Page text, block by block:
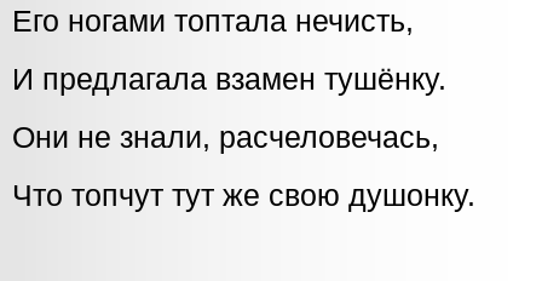
Его ногами топтала нечисть,
И предлагала взамен тушёнку.
Они не знали, расчеловечась,
Что топчут тут же свою душонку.